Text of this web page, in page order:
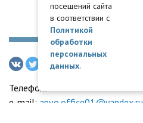
посещений сайта
в соответствии с
Политикой
обработки
персональных
данных.
Телефон:
e-mail: apvo.office01@yandex.ru